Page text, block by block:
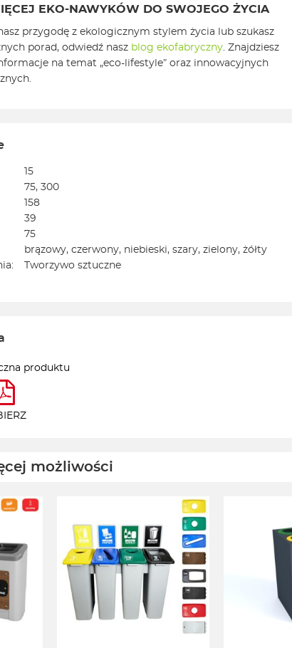
EKO-NAWYKÓW DO SWOJEGO ŻYCIA
przygodę z ekologicznym stylem życia lub szukasz
porad, odwiedź nasz blog ekofabryczny. Znajdziesz
na temat „eco-lifestyle” oraz innowacyjnych
15
75, 300
158
39
75
brązowy, czerwony, niebieski, szary, zielony, żółty
Tworzywo sztuczne
produktu
możliwości